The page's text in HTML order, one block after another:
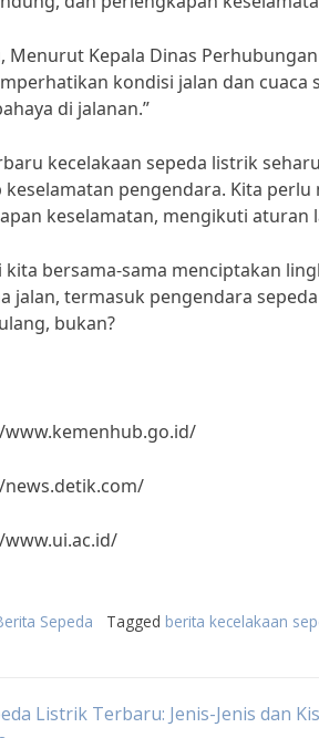
Menurut Kepala Dinas
kondisi jalan dan cuaca
di jalanan.”
kecelakaan sepeda listrik
pengendara. Kita
keselamatan, mengikuti aturan
kita bersama-sama menciptakan
jalan, termasuk pengendara
bukan?
Sepeda Tagged berita kecelakaan
Listrik Terbaru: Jenis-Jenis dan